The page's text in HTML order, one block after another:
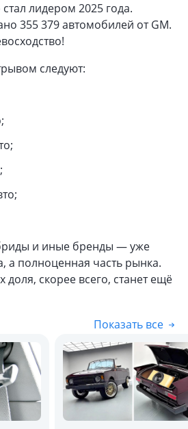
лидером 2025 года.
355 379 автомобилей от GM.
следуют:
и иные бренды — уже
а полноценная часть рынка.
доля, скорее всего, станет ещё
Показать все